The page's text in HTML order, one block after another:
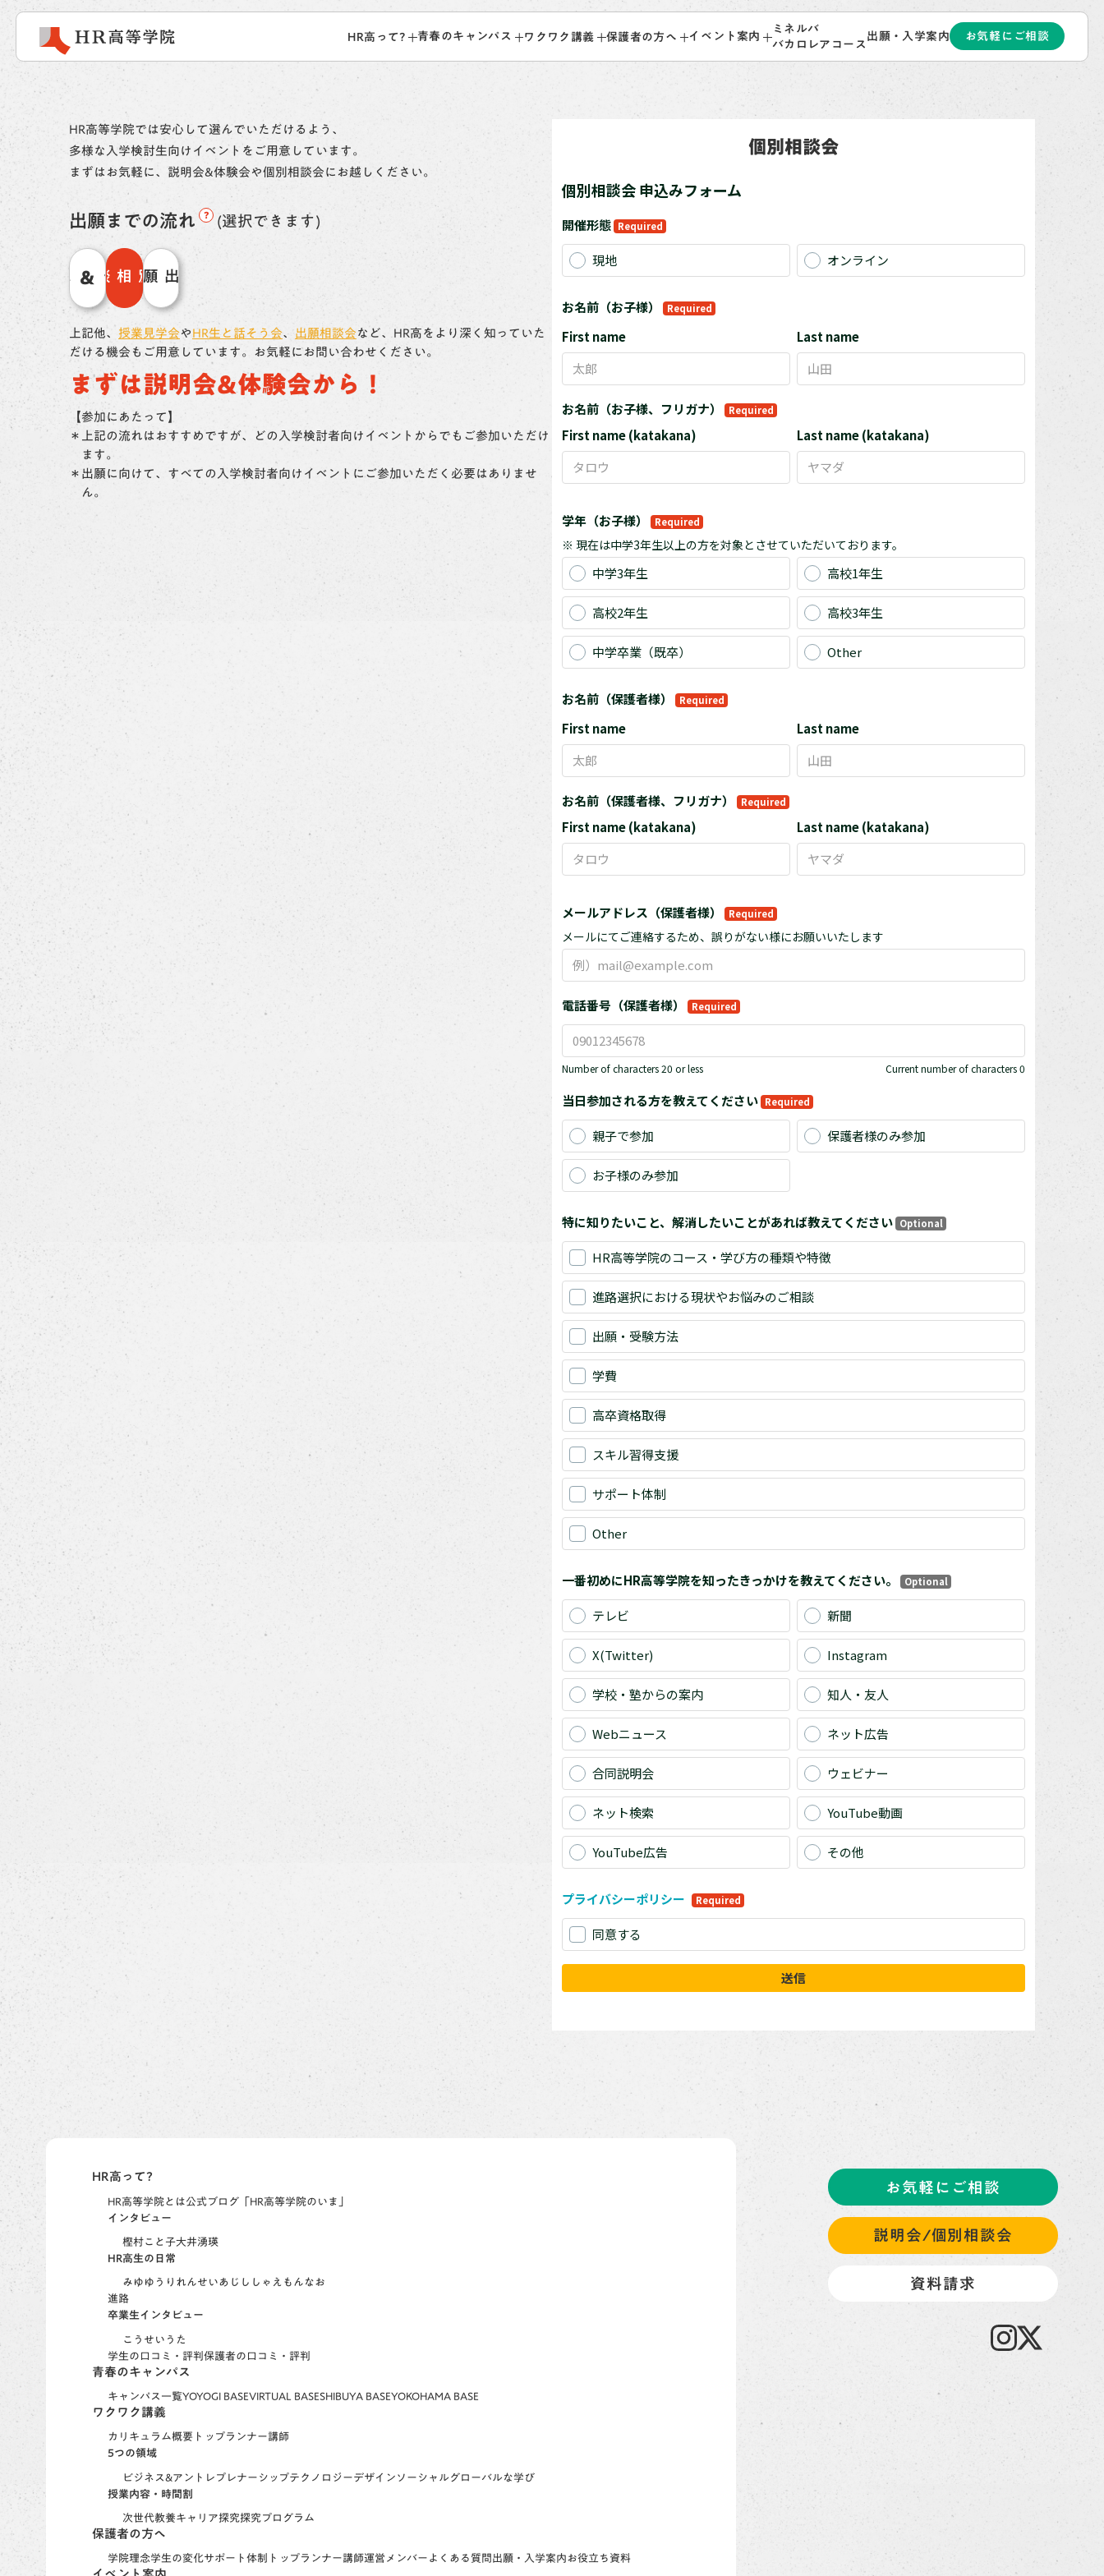
HR高って? 青春のキャンパス ワクワク講義 保護者の方へ イベント案内
ミネルバ
バカロレアコース
出願・入学案内 お気軽にご相談
HR高等学院では安心して選んでいただけるよう、
多様な入学検討生向けイベントをご用意しています。
まずはお気軽に、説明会&体験会や個別相談会にお越しください。
出願までの流れ ? (選択できます)
説明会&体験会 個別相談会 出願
上記他、 授業見学会 や HR生と話そう会、 出願相談会 など、HR高をより深く知っていた
だける機会もご用意しています。お気軽にお問い合わせください。
まずは説明会&体験会から！
【参加にあたって】
上記の流れはおすすめですが、どの入学検討者向けイベントからでもご参加いただけ
ます。
出願に向けて、すべての入学検討者向けイベントにご参加いただく必要はありませ
ん。
個別相談会
HR高って?
HR高等学院とは公式ブログ「HR高等学院のいま」
インタビュー
樫村こと子大井湧瑛
HR高生の日常
みゆゆうり れんせいあじ ししゃえもん なお
進路
卒業生インタビュー
こうせい うた
学生の口コミ・評判 保護者の口コミ・評判
青春のキャンパス
キャンパス一覧YOYOGI BASEVIRTUAL BASESHIBUYA BASEYOKOHAMA BASE
ワクワク講義
カリキュラム概要トップランナー講師
5つの領域
ビジネス&アントレ プレナーシップテクノロジーデザイン ソーシャルグローバルな学び
授業内容・時間割
次世代教養キャリア探究探究プログラム
保護者の方へ
学院理念学生の変化サポート体制 トップランナー講師運営メンバー よくある質問 出願・入学案内お役立ち資料
お気軽にご相談
説明会/個別相談会
資料請求